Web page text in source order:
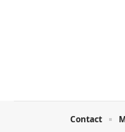
Contact